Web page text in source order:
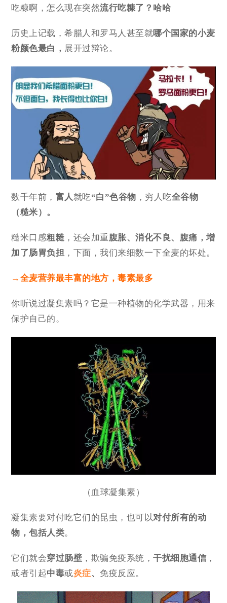
吃糠啊，怎么现在突然流行吃糠了？哈哈
历史上记载，希腊人和罗马人甚至就哪个国家的小麦
粉颜色最白， 展开过辩论。
数千年前， 富人就吃“白”色谷物 ，穷人吃全谷物
（糙米）。
糙米口感粗糙 ，还会加重腹胀、消化不良、腹痛，增
加了肠胃负担 ，下面，我们来细数一下全麦的坏处。
→全麦营养最丰富的地方，毒素最多
你听说过凝集素吗？它是一种植物的化学武器，用来
保护自己的。
（血球凝集素）
凝集素要对付吃它们的昆虫，也可以对付所有的动
物，包括人类。
它们就会穿过肠壁 ，欺骗免疫系统，干扰细胞通信 ，
或者引起中毒或炎症、 免疫反应。